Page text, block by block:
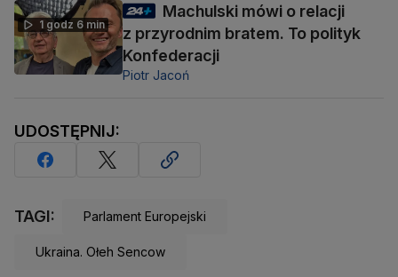
1 godz 6 min
Machulski mówi o relacji
z przyrodnim bratem. To polityk
Konfederacji
Piotr Jacoń
UDOSTĘPNIJ:
TAGI: Parlament Europejski
Ukraina. Ołeh Sencow